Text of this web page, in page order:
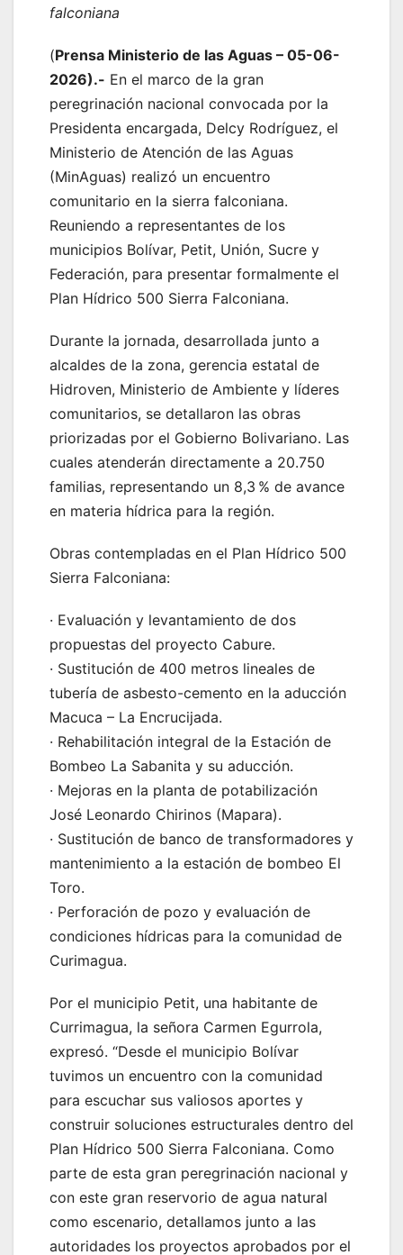
falconiana
(Prensa Ministerio de las Aguas – 05-06-
2026).- En el marco de la gran
peregrinación nacional convocada por la
Presidenta encargada, Delcy Rodríguez, el
Ministerio de Atención de las Aguas
(MinAguas) realizó un encuentro
comunitario en la sierra falconiana.
Reuniendo a representantes de los
municipios Bolívar, Petit, Unión, Sucre y
Federación, para presentar formalmente el
Plan Hídrico 500 Sierra Falconiana.
Durante la jornada, desarrollada junto a
alcaldes de la zona, gerencia estatal de
Hidroven, Ministerio de Ambiente y líderes
comunitarios, se detallaron las obras
priorizadas por el Gobierno Bolivariano. Las
cuales atenderán directamente a 20.750
familias, representando un 8,3 % de avance
en materia hídrica para la región.
Obras contempladas en el Plan Hídrico 500
Sierra Falconiana:
· Evaluación y levantamiento de dos
propuestas del proyecto Cabure.
· Sustitución de 400 metros lineales de
tubería de asbesto-cemento en la aducción
Macuca – La Encrucijada.
· Rehabilitación integral de la Estación de
Bombeo La Sabanita y su aducción.
· Mejoras en la planta de potabilización
José Leonardo Chirinos (Mapara).
· Sustitución de banco de transformadores y
mantenimiento a la estación de bombeo El
Toro.
· Perforación de pozo y evaluación de
condiciones hídricas para la comunidad de
Curimagua.
Por el municipio Petit, una habitante de
Currimagua, la señora Carmen Egurrola,
expresó. “Desde el municipio Bolívar
tuvimos un encuentro con la comunidad
para escuchar sus valiosos aportes y
construir soluciones estructurales dentro del
Plan Hídrico 500 Sierra Falconiana. Como
parte de esta gran peregrinación nacional y
con este gran reservorio de agua natural
como escenario, detallamos junto a las
autoridades los proyectos aprobados por el